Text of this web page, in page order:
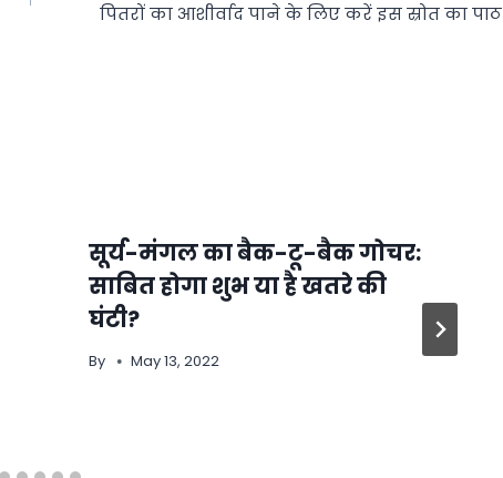
पितरों का आशीर्वाद पाने के लिए करें इस स्रोत का पाठ
सूर्य-मंगल का बैक-टू-बैक गोचर:
साबित होगा शुभ या है खतरे की
घंटी?
By May 13, 2022